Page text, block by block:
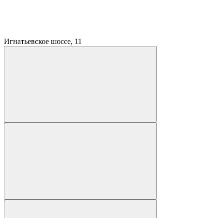
Игнатьевское шоссе, 11